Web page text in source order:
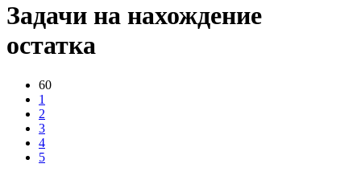
Задачи на нахождение
остатка
60
1
2
3
4
5